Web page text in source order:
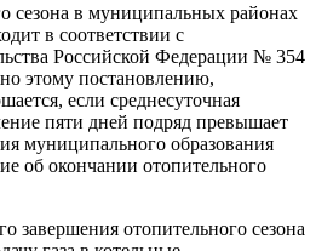
сезона в муниципальных районах
в соответствии с
Российской Федерации № 354
этому постановлению,
если среднесуточная
пяти дней подряд превышает
муниципального образования
об окончании отопительного
завершения отопительного сезона